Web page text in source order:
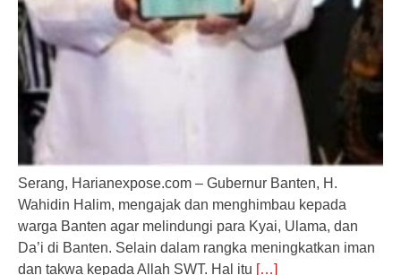
Serang, Harianexpose.com – Gubernur Banten, H.
Wahidin Halim, mengajak dan menghimbau kepada
warga Banten agar melindungi para Kyai, Ulama, dan
Da’i di Banten. Selain dalam rangka meningkatkan iman
dan takwa kepada Allah SWT. Hal itu […]